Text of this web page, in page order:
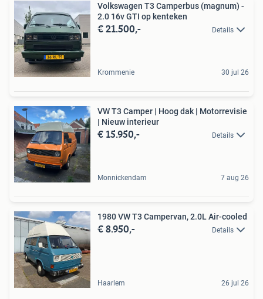
Volkswagen T3 Camperbus (magnum) -
2.0 16v GTI op kenteken
€ 21.500,- Details
Krommenie 30 jul 26
VW T3 Camper | Hoog dak | Motorrevisie
| Nieuw interieur
€ 15.950,- Details
Monnickendam 7 aug 26
1980 VW T3 Campervan, 2.0L Air-cooled
€ 8.950,- Details
Haarlem 26 jul 26